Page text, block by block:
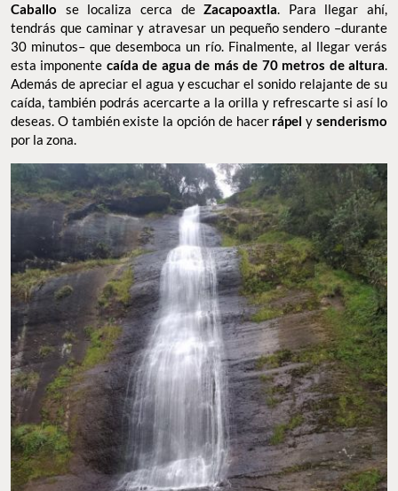
Caballo se localiza cerca deZacapoaxtla. Para llegar ahí,
tendrás que caminar y atravesar un pequeño sendero –durante
30 minutos– que desemboca un río. Finalmente, al llegar verás
esta imponente caída de agua de más de 70 metros de altura.
Además de apreciar el agua y escuchar el sonido relajante de su
caída, también podrás acercarte a la orilla y refrescarte si así lo
deseas. O también existe la opción de hacer rápel ysenderismo
por la zona.